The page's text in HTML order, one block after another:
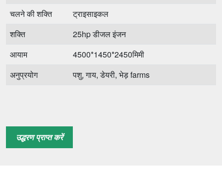
चलने की शक्ति
ट्राइसाइकल
शक्ति
25hp डीजल इंजन
आयाम
4500*1450*2450मिमी
अनुप्रयोग
पशु, गाय, डेयरी, भेड़ farms
उद्धरण प्राप्त करें